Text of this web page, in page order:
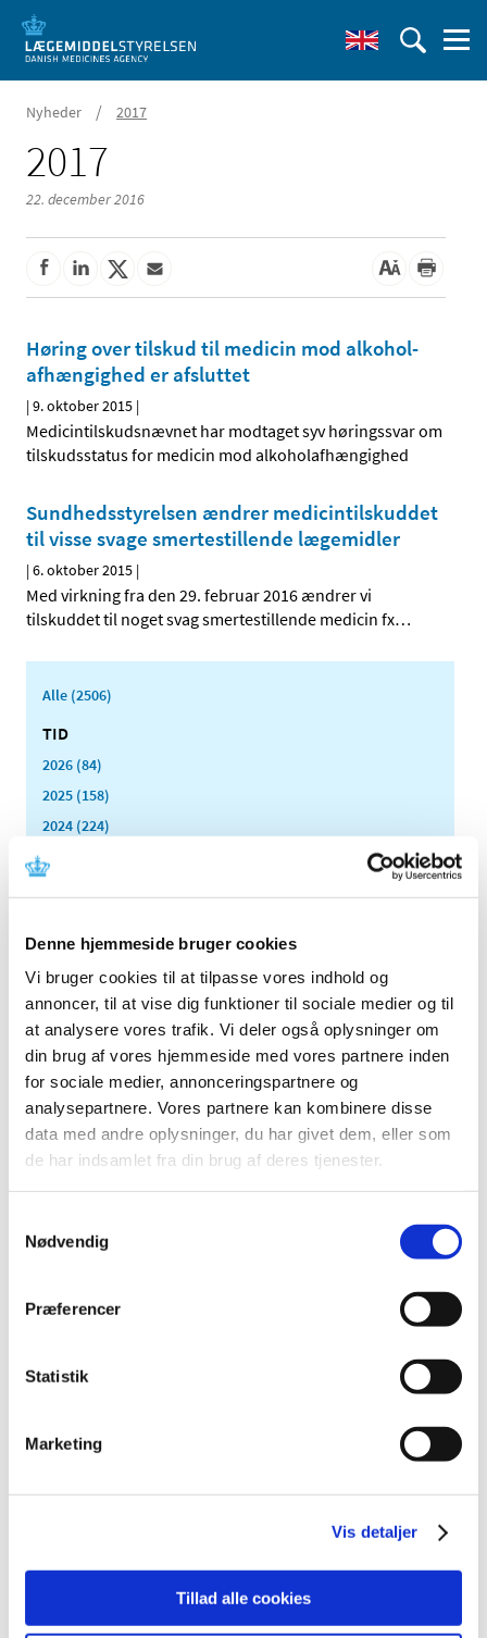
Denne hjemmeside bruger cookies
Vi bruger cookies til at tilpasse vores indhold og
annoncer, til at vise dig funktioner til sociale medier og til
at analysere vores trafik. Vi deler også oplysninger om
din brug af vores hjemmeside med vores partnere inden
for sociale medier, annonceringspartnere og
analysepartnere. Vores partnere kan kombinere disse
data med andre oplysninger, du har givet dem, eller som
de har indsamlet fra din brug af deres tjenester.
Nødvendig
Præferencer
Statistik
Marketing
Vis detaljer
Tillad alle cookies
Nyheder / 2017
2017
22. december 2016
Høring over tilskud til medicin mod alkohol­
afhængighed er afsluttet
|9. oktober 2015 |
Medicintilskudsnævnet har modtaget syv høringssvar om
tilskudsstatus for medicin mod alkoholafhængighed
Sundhedsstyrelsen ændrer medicintilskuddet
til visse svage smertestillende lægemidler
|6. oktober 2015 |
Med virkning fra den 29. februar 2016 ændrer vi
tilskuddet til noget svag smertestillende medicin fx…
Alle (2506)
TID
2026 (84)
2025 (158)
2024 (224)
2020 (263)
2019 (159)
2018 (150)
2017 (167)
2016 (167)
2015 (33)
december (4)
november (4)
august (2)
maj (2)
januar (3)
2013 (49)
2009 (14)
2007 (3)